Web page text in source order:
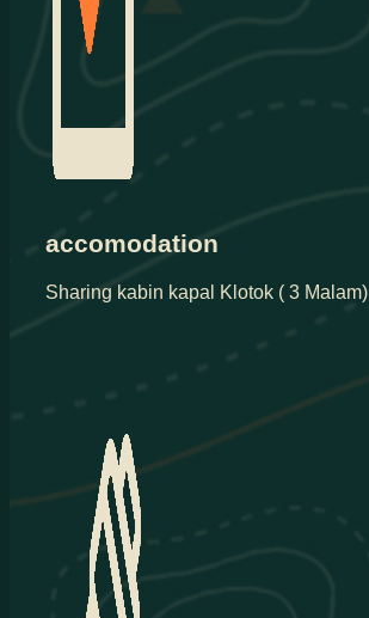
accomodation
Sharing kabin kapal Klotok ( 3 Malam)